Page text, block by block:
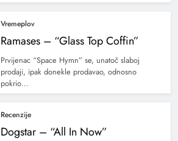
Vremeplov
Ramases – “Glass Top Coffin”
Prvijenac “Space Hymn” se, unatoč slaboj
prodaji, ipak donekle prodavao, odnosno
pokrio…
Recenzije
Dogstar – “All In Now”